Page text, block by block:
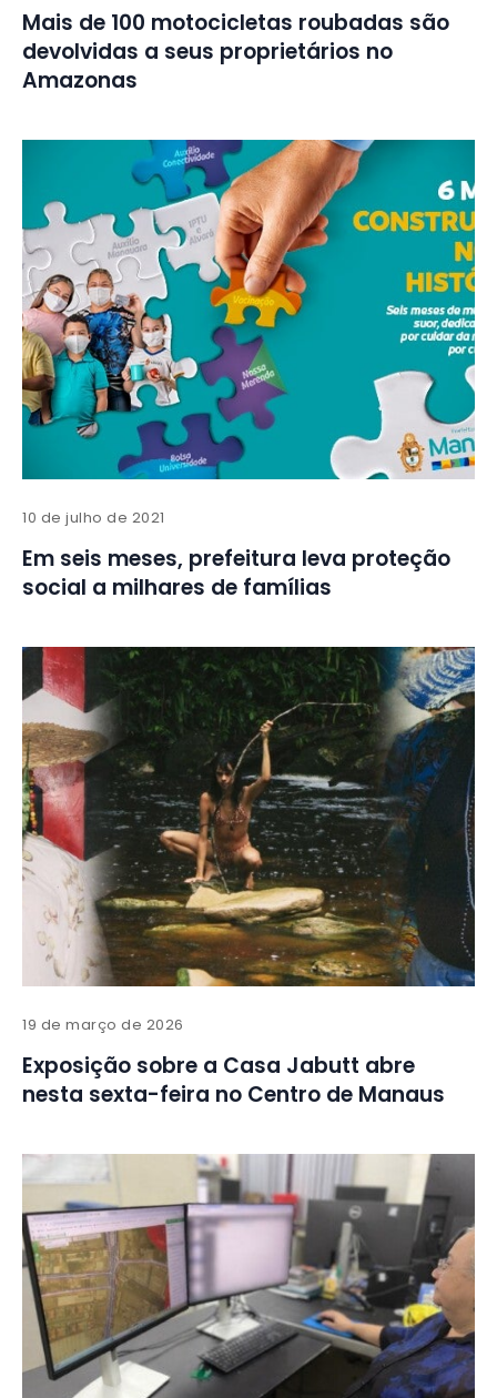
Mais de 100 motocicletas roubadas são
devolvidas a seus proprietários no
Amazonas
10 de julho de 2021
Em seis meses, prefeitura leva proteção
social a milhares de famílias
19 de março de 2026
Exposição sobre a Casa Jabutt abre
nesta sexta-feira no Centro de Manaus